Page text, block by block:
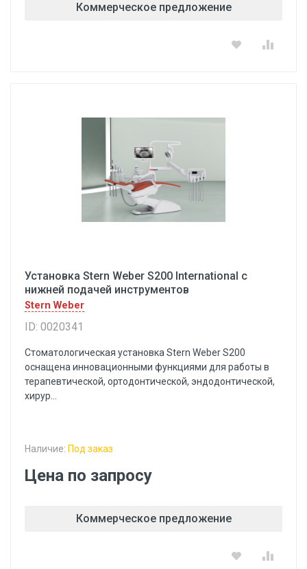
Коммерческое предложение
Установка Stern Weber S200 International с
нижней подачей инструментов
Stern Weber
ID: 0020341
Cтоматологическая установка Stern Weber S200
оснащена инновационными функциями для работы в
терапевтической, ортодонтической, эндодонтической,
хирур...
Наличие: Под заказ
Цена по запросу
Коммерческое предложение